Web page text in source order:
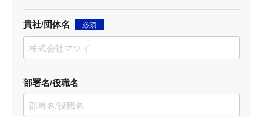
貴社/団体名 必須
部署名/役職名